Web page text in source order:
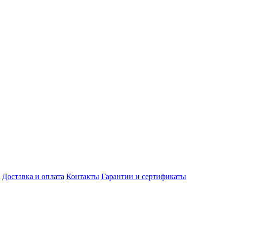
Доставка и оплата Контакты Гарантии и сертификаты